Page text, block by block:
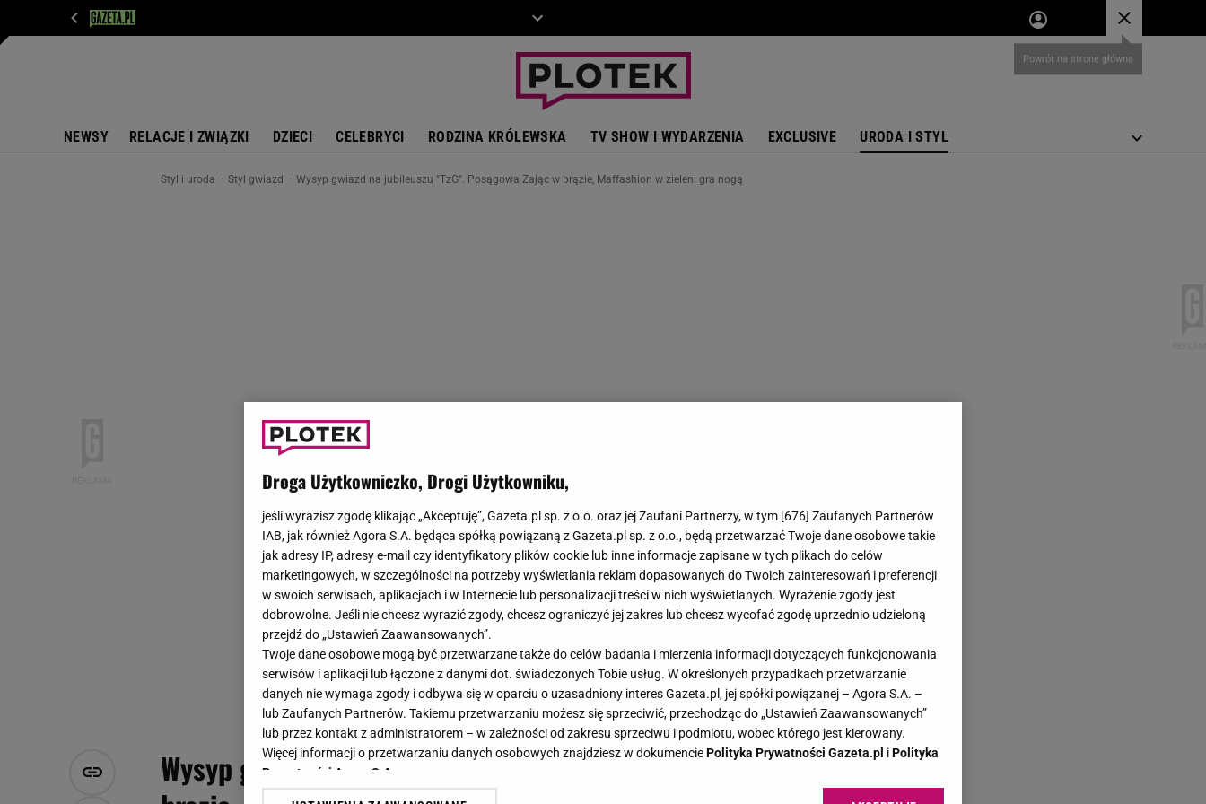
NEWSY RELACJE I ZWIĄZKI DZIECI CELEBRYCI RODZINA KRÓLEWSKA TV SHOW I WYDARZENIA EXCLUSIVE URODA I STYL
Styl i uroda Styl gwiazd Wysyp gwiazd na jubileuszu "TzG". Posągowa Zając w brązie, Maffashion w zieleni gra nogą
Wysyp gwiazd na jubileuszu "TzG". Posągowa Zając w
Droga Użytkowniczko, Drogi Użytkowniku,
jeśli wyrazisz zgodę klikając „Akceptuję”, Gazeta.pl sp. z o.o. oraz jej Zaufani Partnerzy, w tym [676] Zaufanych Partnerów
IAB, jak również Agora S.A. będąca spółką powiązaną z Gazeta.pl sp. z o.o., będą przetwarzać Twoje dane osobowe takie
jak adresy IP, adresy e-mail czy identyfikatory plików cookie lub inne informacje zapisane w tych plikach do celów
marketingowych, w szczególności na potrzeby wyświetlania reklam dopasowanych do Twoich zainteresowań i preferencji
w swoich serwisach, aplikacjach i w Internecie lub personalizacji treści w nich wyświetlanych. Wyrażenie zgody jest
dobrowolne. Jeśli nie chcesz wyrazić zgody, chcesz ograniczyć jej zakres lub chcesz wycofać zgodę uprzednio udzieloną
przejdź do „Ustawień Zaawansowanych”.
Twoje dane osobowe mogą być przetwarzane także do celów badania i mierzenia informacji dotyczących funkcjonowania
serwisów i aplikacji lub łączone z danymi dot. świadczonych Tobie usług. W określonych przypadkach przetwarzanie
danych nie wymaga zgody i odbywa się w oparciu o uzasadniony interes Gazeta.pl, jej spółki powiązanej – Agora S.A. –
lub Zaufanych Partnerów. Takiemu przetwarzaniu możesz się sprzeciwić, przechodząc do „Ustawień Zaawansowanych”
lub przez kontakt z administratorem – w zależności od zakresu sprzeciwu i podmiotu, wobec którego jest kierowany.
Więcej informacji o przetwarzaniu danych osobowych znajdziesz w dokumenciePolityka Prywatności Gazeta.pl iPolityka
Prywatności Agora S.A.